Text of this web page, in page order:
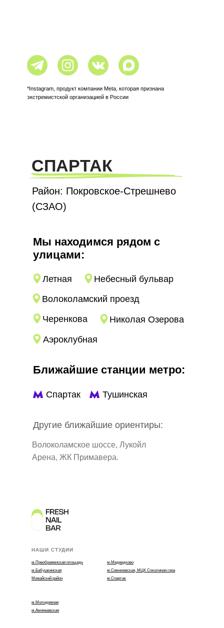
*Instagram, продукт компании Meta, которая признана
экстремистской организацией в России
СПАРТАК
Другие ближайшие ориентиры:
Ближайшие станции метро:
Район: Покровское-Стрешнево
(СЗАО)
Мы находимся рядом с
улицами:
Аэроклубная
Николая Озерова
Черенкова
Волоколамский проезд
Небесный бульвар
Летная
Волоколамское шоссе, Лукойл
Арена, ЖК Примавера.
Спартак Тушинская
НАШИ СТУДИИ
м.Преображенская площадь‍
м.Бабушкинская
м.Медведково‍
м.Семеновская, МЦК Соколиная гора‍
м.Спартак
Можайский район‍
м.Молодежная‍
м.Аминьевская